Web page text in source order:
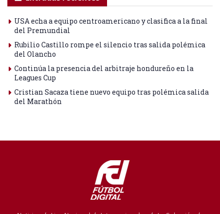
USA echa a equipo centroamericano y clasifica a la final
del Premundial
Rubilio Castillo rompe el silencio tras salida polémica
del Olancho
Continúa la presencia del arbitraje hondureño en la
Leagues Cup
Cristian Sacaza tiene nuevo equipo tras polémica salida
del Marathón